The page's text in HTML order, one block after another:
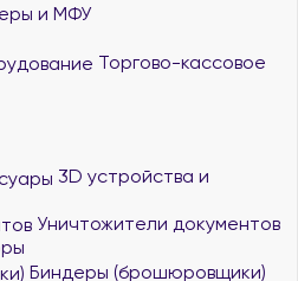
и МФУ
Торгово-кассовое
3D устройства и
Уничтожители документов
Биндеры (брошюровщики)